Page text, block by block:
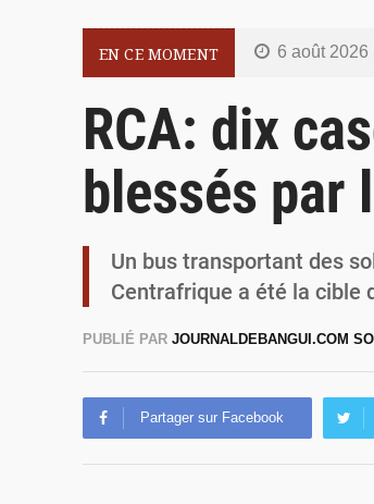
EN CE MOMENT 6 août 2026
5 août 2026
4 août 2026
RCA: dix
blessés par
Un bus transportant des
Centrafrique a été la cible
PUBLIÉ PAR JOURNALDEBANGUI.COM
Partager sur Facebook